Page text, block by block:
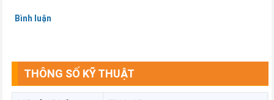
Bình luận
THÔNG SỐ KỸ THUẬT